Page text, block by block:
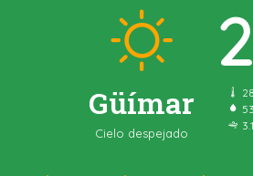
Güímar
Cielo despejado